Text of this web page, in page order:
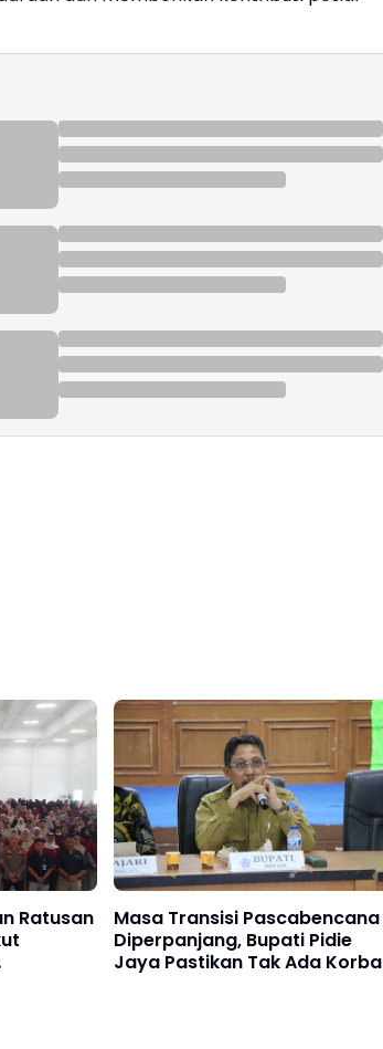
Ratusan
Masa Transisi Pascabencana
Diperpanjang, Bupati Pidie
Jaya Pastikan Tak Ada